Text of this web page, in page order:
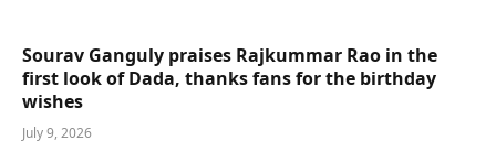
Sourav Ganguly praises Rajkummar Rao in the
first look of Dada, thanks fans for the birthday
wishes
July 9, 2026